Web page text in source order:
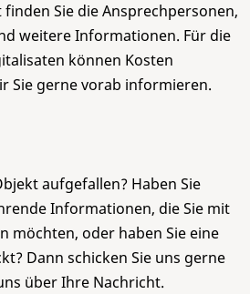
Sie die Ansprechpersonen,
weitere Informationen. Für die
können Kosten
Sie gerne vorab informieren.
aufgefallen? Haben Sie
Informationen, die Sie mit
möchten, oder haben Sie eine
Dann schicken Sie uns gerne
über Ihre Nachricht.